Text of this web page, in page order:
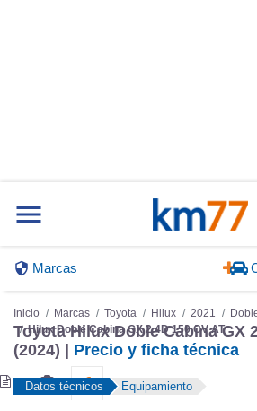
Marcas
Inicio Marcas Toyota Hilux 2021
Hilux Doble Cabina GX 2.4D 150 CV AT
Toyota Hilux Doble Cabina GX
(2024) | Precio y ficha técnica
Datos técnicos Equipamiento